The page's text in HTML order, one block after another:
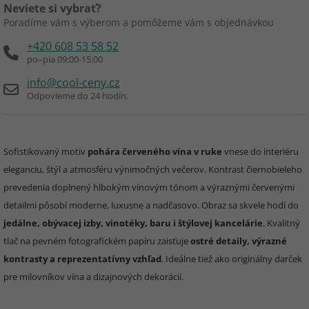
Neviete si vybrať?
Poradíme vám s výberom a pomôžeme vám s objednávkou
+420 608 53 58 52
po–pia 09:00-15:00
info@cool-ceny.cz
Odpovieme do 24 hodín.
Sofistikovaný motiv pohára červeného vína v ruke vnese do interiéru
eleganciu, štýl a atmosféru výnimočných večerov. Kontrast čiernobieleho
prevedenia doplnený hlbokým vínovým tónom a výraznými červenými
detailmi pôsobí moderne, luxusne a nadčasovo. Obraz sa skvele hodí do
jedálne, obývacej izby, vinotéky, baru i štýlovej kancelárie. Kvalitný
tlač na pevném fotografickém papíru zaisťujeostré detaily, výrazné
kontrasty a reprezentatívny vzhľad. Ideálne tiež ako originálny darček
pre milovníkov vína a dizajnových dekorácií.